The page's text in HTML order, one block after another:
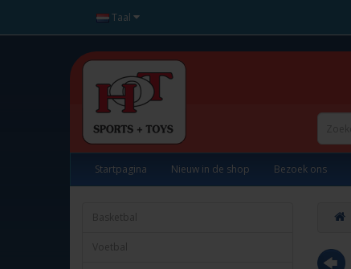
Taal
Startpagina Nieuw in de shop Bezoek ons
Basketbal
Voetbal